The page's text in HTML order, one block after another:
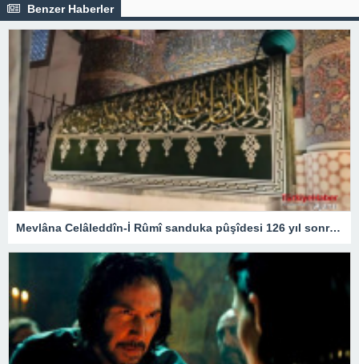
Benzer Haberler
Mevlâna Celâleddîn-İ Rûmî sanduka pûşîdesi 126 yıl sonra yeniden üretildi – Kültür Sanat & Sinema